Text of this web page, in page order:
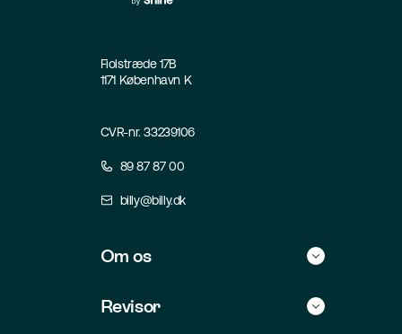
Fiolstræde 17B
1171 København K
CVR-nr. 33239106
89 87 87 00
billy@billy.dk
Om os
Revisor